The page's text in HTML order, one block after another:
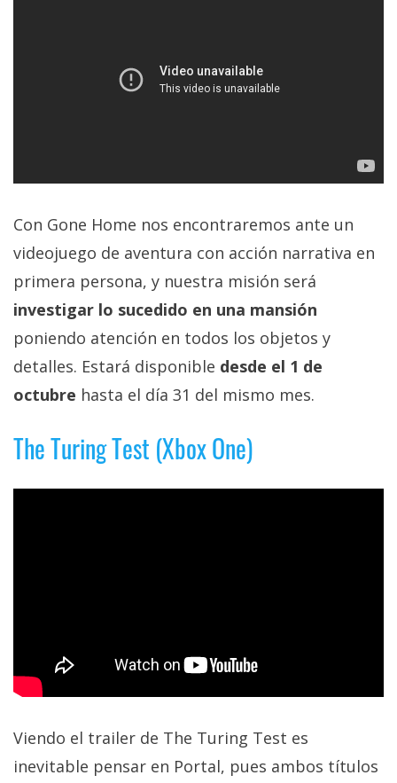
ordenadores,
informática,
comparativas,
trucos y
tutoriales.
Informático
(CC) 2006-
2026.Algunos
derechos
Con Gone Home nos encontraremos ante un
videojuego de aventura con acción narrativa en
primera persona, y nuestra misión será
investigar lo sucedido en una mansión
poniendo atención en todos los objetos y
detalles. Estará disponible desde el 1 de
octubre hasta el día 31 del mismo mes.
The Turing Test (Xbox One)
Viendo el trailer de The Turing Test es
inevitable pensar en Portal, pues ambos títulos